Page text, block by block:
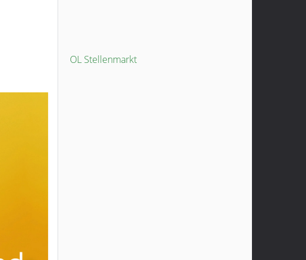
OL Stellenmarkt